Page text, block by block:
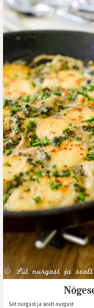
Siit nurgast ja sealt nurgast